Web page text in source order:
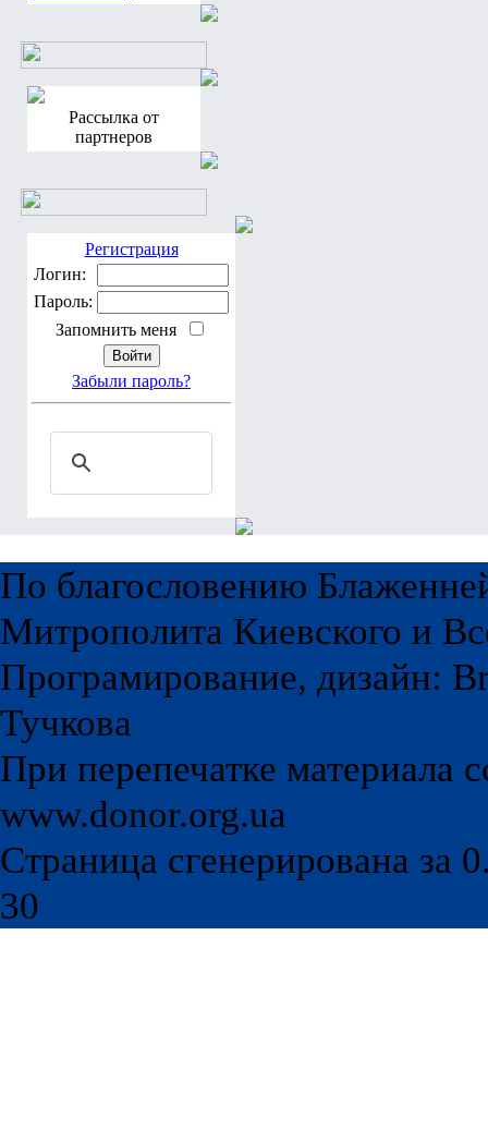
Рассылка от
партнеров
Регистрация
Логин:
Пароль:
Запомнить меня
Забыли пароль?
По благословению
Митрополита Киевского и
Програмирование, дизайн:
Тучкова
При перепечатке материала
www.donor.org.ua
Страница сгенерирована за
30